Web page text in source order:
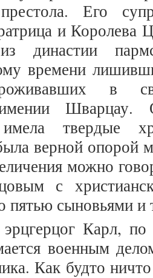
Его
и Королева
династии
времени
в
Шварцау.
имела твердые
верной опорой
можно
с
пятью сыновьями
Карл,
военным
Как будто